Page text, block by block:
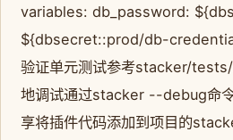
variables: db_password:
${dbsecret::prod/db-
验证单元测试参考stacker/
地调试通过stacker --debug命令
享将插件代码添加到项目的